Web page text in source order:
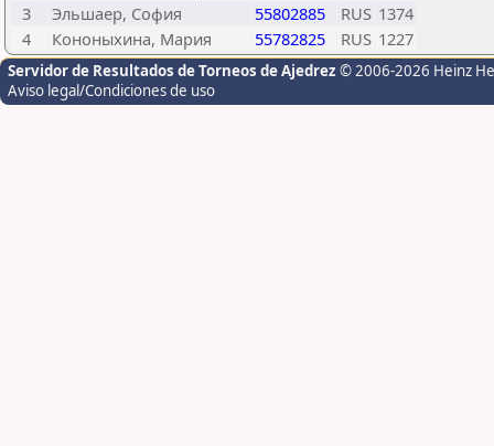
3
Эльшаер, София 55802885 RUS 1374
4
Кононыхина, Мария 55782825 RUS 1227
Servidor de Resultados de Torneos de Ajedrez © 2006-2026 Heinz
Aviso legal/Condiciones de uso